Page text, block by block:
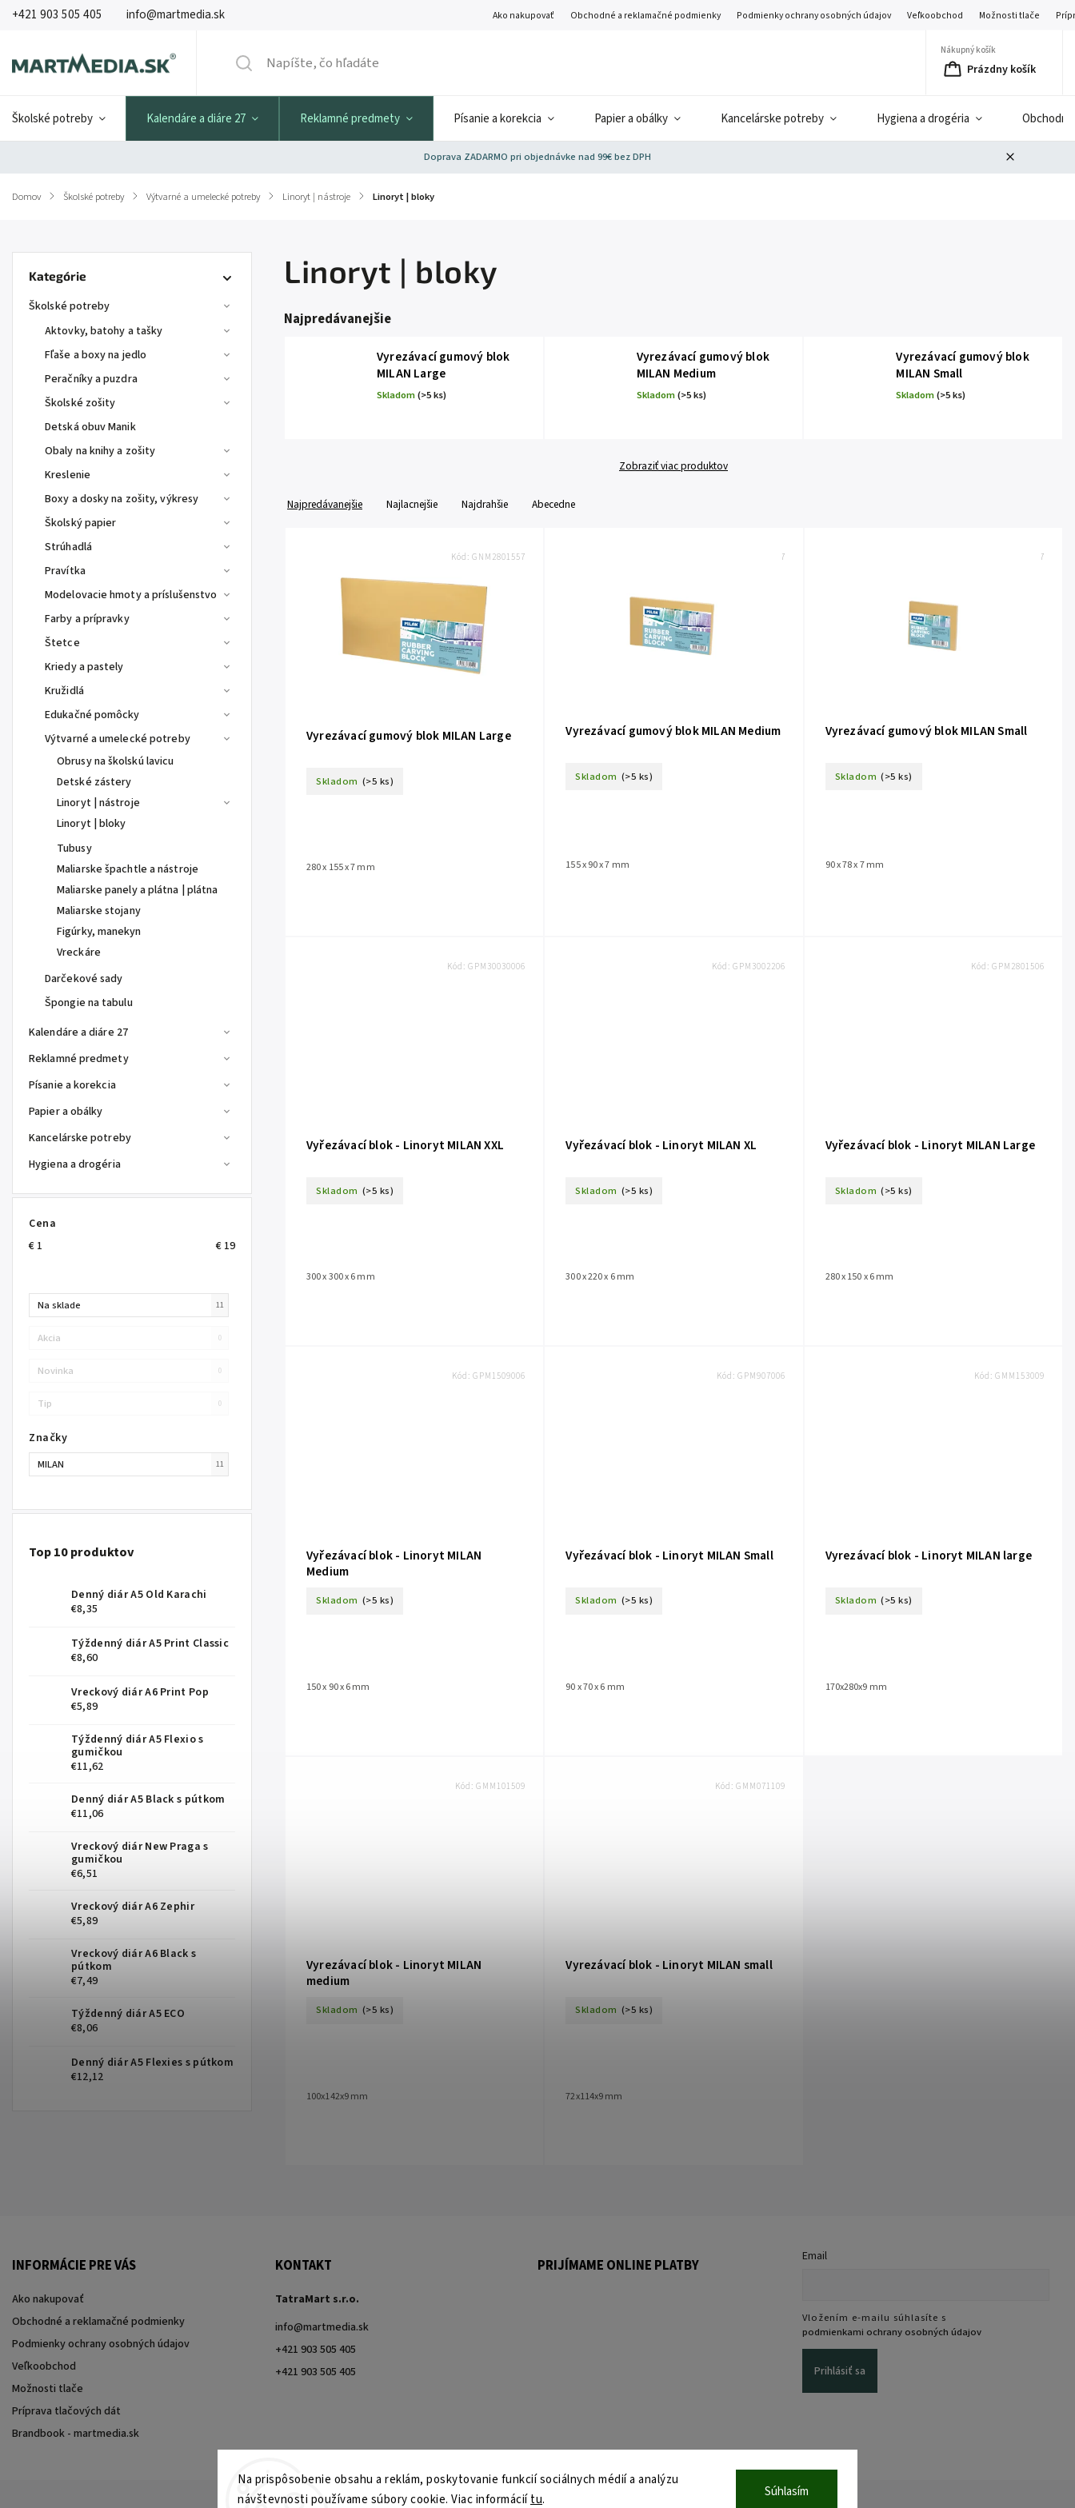
Na prispôsobenie obsahu a reklám, poskytovanie funkcií sociálnych médií a analýzu
návštevnosti používame súbory cookie. Viac informáciítu. Súhlasím
+421 903 505 405 info@martmedia.sk Ako nakupovať Obchodné a reklamačné podmienky Podmienky ochrany osobných údajov Veľkoobchod Možnosti tlače
Nákupný košík
Prázdny košík
Školské potreby Kalendáre a diáre 27 Reklamné predmety Písanie a korekcia Papier a obálky Kancelárske potreby Hygiena a drogéria
Doprava ZADARMO pri objednávke nad 99€ bez DPH
Domov / Školské potreby / Výtvarné a umelecké potreby / Linoryt | nástroje / Linoryt | bloky
Kategórie
Školské potreby
Aktovky, batohy a tašky
Fľaše a boxy na jedlo
Peračníky a puzdra
Školské zošity
Detská obuv Manik
Obaly na knihy a zošity
Kreslenie
Boxy a dosky na zošity, výkresy
Školský papier
Strúhadlá
Pravítka
Modelovacie hmoty a príslušenstvo
Farby a prípravky
Štetce
Kriedy a pastely
Kružidlá
Edukačné pomôcky
Výtvarné a umelecké potreby
Obrusy na školskú lavicu
Detské zástery
Linoryt | nástroje
Linoryt | bloky
Tubusy
Maliarske špachtle a nástroje
Maliarske panely a plátna | plátna
Maliarske stojany
Figúrky, manekyn
Vreckáre
Darčekové sady
Špongie na tabulu
Kalendáre a diáre 27
Reklamné predmety
Písanie a korekcia
Papier a obálky
Kancelárske potreby
Hygiena a drogéria
Cena
€ 1 € 19
Na sklade 11
Akcia 0
Novinka 0
Tip 0
Značky
MILAN 11
Top 10 produktov
Denný diár A5 Old Karachi
€8,35
Týždenný diár A5 Print Classic
€8,60
Vreckový diár A6 Print Pop
€5,89
Týždenný diár A5 Flexio s
gumičkou
€11,62
Denný diár A5 Black s pútkom
€11,06
Vreckový diár New Praga s
gumičkou
€6,51
Vreckový diár A6 Zephir
€5,89
Vreckový diár A6 Black s
pútkom
€7,49
Týždenný diár A5 ECO
€8,06
Denný diár A5 Flexies s pútkom
€12,12
Linoryt | bloky
Najpredávanejšie
Vyrezávací gumový blok
MILAN Large
Skladom(>5 ks)
Vyrezávací gumový blok
MILAN Medium
Skladom(>5 ks)
Vyrezávací gumový blok
MILAN Small
Skladom(>5 ks)
Zobraziť viac produktov
Najpredávanejšie Najlacnejšie Najdrahšie Abecedne
Vyrezávací gumový blok MILAN Large
Skladom (>5 ks)
280 x 155 x 7 mm
Kód:GNM2801557
Vyrezávací gumový blok MILAN Medium
Skladom (>5 ks)
155 x 90 x 7 mm
GNM155907
Vyrezávací gumový blok MILAN Small
Skladom (>5 ks)
90 x 78 x 7 mm
GNM90787
Vyřezávací blok - Linoryt MILAN XXL
Skladom (>5 ks)
300 x 300 x 6 mm
Kód:GPM30030006
Vyřezávací blok - Linoryt MILAN XL
Skladom (>5 ks)
300 x 220 x 6 mm
Kód: GPM3002206
Vyřezávací blok - Linoryt MILAN Large
Skladom (>5 ks)
280 x 150 x 6 mm
Kód: GPM2801506
Vyřezávací blok - Linoryt MILAN
Medium
Skladom (>5 ks)
150 x 90 x 6 mm
Kód:GPM1509006
Vyřezávací blok - Linoryt MILAN Small
Skladom (>5 ks)
90 x 70 x 6 mm
Kód: GPM907006
Vyrezávací blok - Linoryt MILAN large
Skladom (>5 ks)
170x280x9 mm
Kód: GMM153009
Vyrezávací blok - Linoryt MILAN
medium
Skladom (>5 ks)
100x142x9 mm
Kód:GMM101509
Vyrezávací blok - Linoryt MILAN small
Skladom (>5 ks)
72x114x9 mm
Kód: GMM071109
INFORMÁCIE PRE VÁS
Ako nakupovať
Obchodné a reklamačné podmienky
Podmienky ochrany osobných údajov
Veľkoobchod
Možnosti tlače
Príprava tlačových dát
Brandbook - martmedia.sk
KONTAKT
TatraMart s.r.o.
info@martmedia.sk
+421 903 505 405
+421 903 505 405
PRIJÍMAME ONLINE PLATBY
Email
Vložením e-mailu súhlasíte s
podmienkami ochrany osobných údajov
Prihlásiť sa